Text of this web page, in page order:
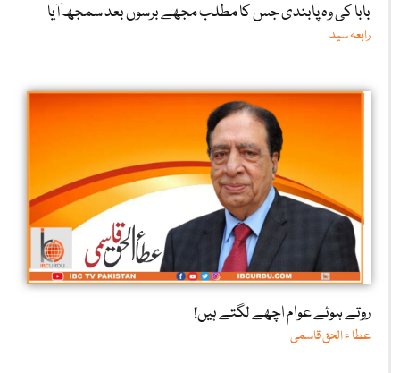
بابا کی وہ پابندی جس کا مطلب مجھے برسوں بعد سمجھ آیا
رابعہ سید
روتے ہوئے عوام اچھے لگتے ہیں!
عطا ء الحق قاسمی